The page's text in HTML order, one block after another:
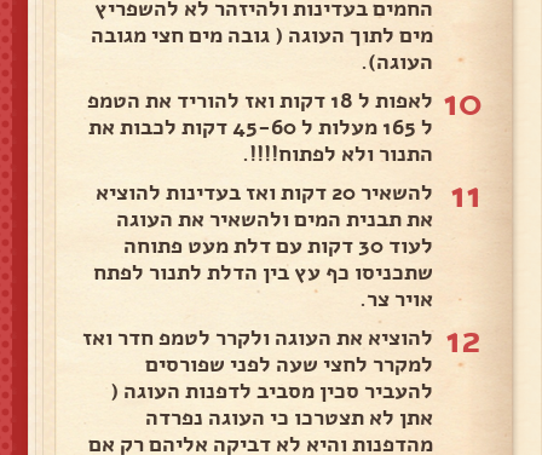
החמים בעדינות ולהיזהר לא להשפריץ
מים לתוך העוגה ( גובה מים חצי מגובה
העוגה).
10
לאפות ל 18 דקות ואז להוריד את הטמפ
ל 165 מעלות ל 45-60 דקות לכבות את
התנור ולא לפתוח!!!!.
11
להשאיר 20 דקות ואז בעדינות להוציא
את תבנית המים ולהשאיר את העוגה
לעוד 30 דקות עם דלת מעט פתוחה
שתכניסו כף עץ בין הדלת לתנור לפתח
אויר צר.
12 להוציא את העוגה ולקרר לטמפ חדר ואז
למקרר לחצי שעה לפני שפורסים
להעביר סכין מסביב לדפנות העוגה (
אתן לא תצטרכו כי העוגה נפרדה
מהדפנות והיא לא דביקה אליהם רק אם